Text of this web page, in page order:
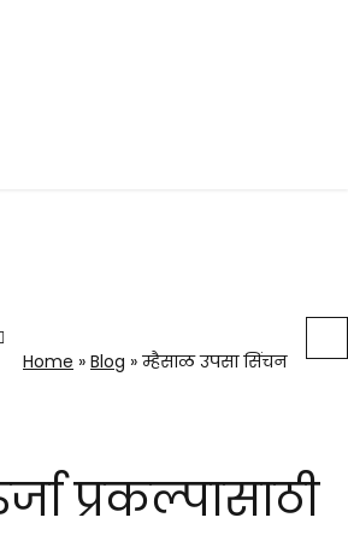
Home » Blog » म्हैसाळ उपसा सिंचन
प्रकल्पासाठी